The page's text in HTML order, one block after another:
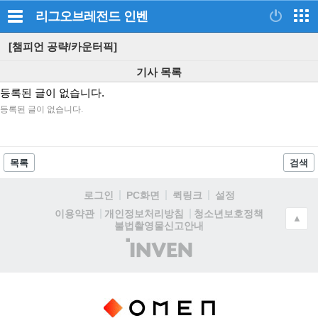
리그오브레전드 인벤
[챔피언 공략/카운터픽]
기사 목록
등록된 글이 없습니다.
등록된 글이 없습니다.
목록 검색
로그인 PC화면 퀵링크
설정
이용약관
개인정보처리방침
청소년보호정책
불법촬영물신고안내
(주)
인
▲